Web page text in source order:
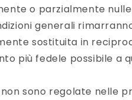
o parzialmente
generali
sostituita in
più fedele possibile a
sono regolate nelle